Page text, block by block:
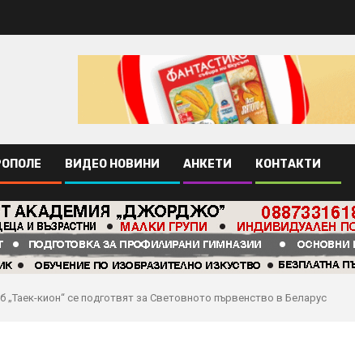
ВИДЕО НОВИНИ АНКЕТИ КОНТАКТИ
„Таек-кион“ се подготвят за Световното първенство в Беларус